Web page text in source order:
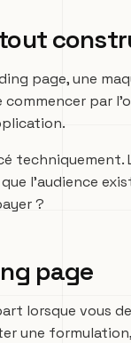
page, une
par
l’audience
?
page
lorsque vous
une